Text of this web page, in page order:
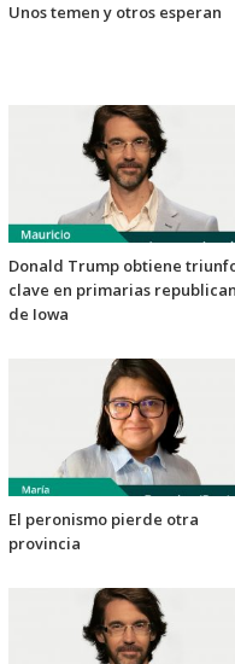
Unos temen y otros esperan
Donald Trump obtiene
clave en primarias
de Iowa
El peronismo pierde otra
provincia